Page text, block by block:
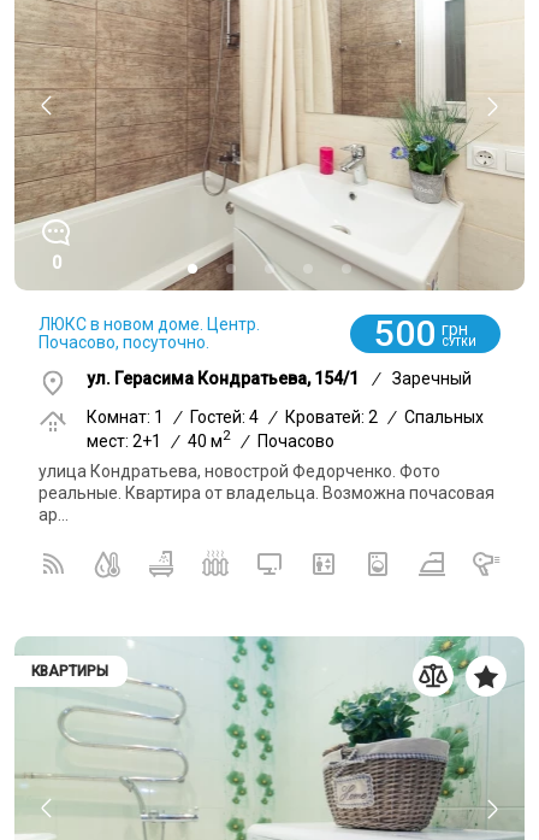
0
ЛЮКС в новом доме. Центр.
Почасово, посуточно.
500 грн
СУТКИ
ул. Герасима Кондратьева, 154/1 /
Заречный
Комнат: 1
/ Гостей: 4 / Кроватей: 2 / Спальных
мест: 2+1
/ 40 м2 /
Почасово
улица Кондратьева, новострой Федорченко. Фото
реальные. Квартира от владельца. Возможна почасовая
ар...
КВАРТИРЫ